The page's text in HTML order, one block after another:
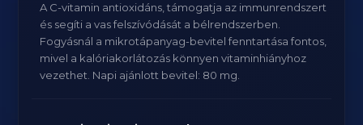
A C-vitamin antioxidáns, támogatja az immunrendszert
és segíti a vas felszívódását a bélrendszerben.
Fogyásnál a mikrotápanyag-bevitel fenntartása fontos,
mivel a kalóriakorlátozás könnyen vitaminhiányhoz
vezethet. Napi ajánlott bevitel: 80 mg.